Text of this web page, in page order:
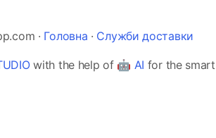
· Головна · Служби доставки
with the help of 🤖 AI for the